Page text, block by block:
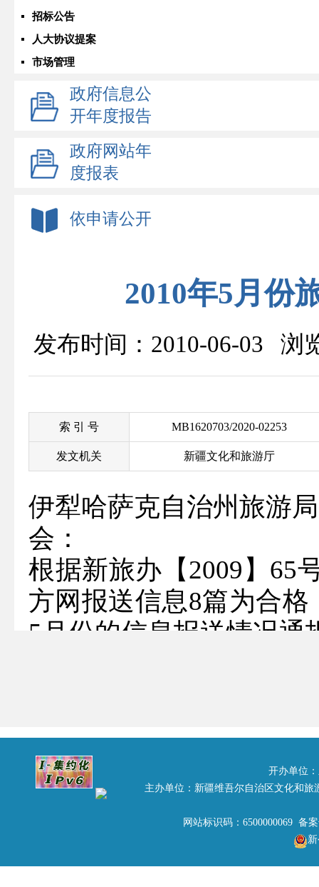
招标公告
人大协议提案
市场管理
政府信息公
开年度报告
政府网站年
度报表
依申请公开
2010年5月份
发布时间：2010-06-03 浏
索 引 号 MB1620703/2020-02253
发文机关 新疆文化和旅游厅
伊犁哈萨克自治州旅游
会：
根据新旅办【2009】65
方网报送信息8篇为合
5月份的信息报送情况通
游
信
8 篇
石河子市旅游局
18篇
昌吉回族自治州旅游局
29篇
51篇
开办单位
主办单位：新疆维吾尔自治区文化和
网站标识码：6500000069 备